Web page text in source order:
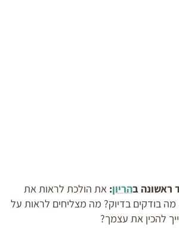
ראשונה בהריון: את הולכת לראות את
בודקים בדיוק? מה מצליחים לראות על
להכין את עצמך?